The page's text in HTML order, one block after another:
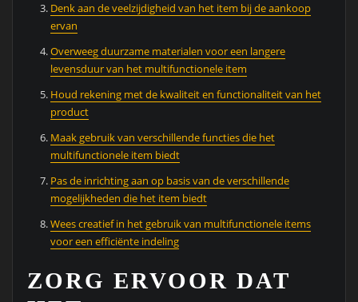
Denk aan de veelzijdigheid van het item bij de aankoop
ervan
Overweeg duurzame materialen voor een langere
levensduur van het multifunctionele item
Houd rekening met de kwaliteit en functionaliteit van het
product
Maak gebruik van verschillende functies die het
multifunctionele item biedt
Pas de inrichting aan op basis van de verschillende
mogelijkheden die het item biedt
Wees creatief in het gebruik van multifunctionele items
voor een efficiënte indeling
ZORG ERVOOR DAT